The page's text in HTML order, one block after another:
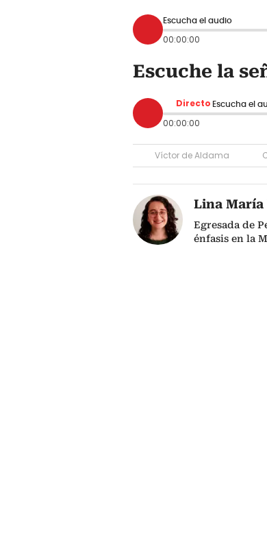
Escucha el audio
00:00:00
Escuche la
Directo Escucha el
00:00:00
Víctor de Aldama
Lina María
Egresada de
énfasis en la